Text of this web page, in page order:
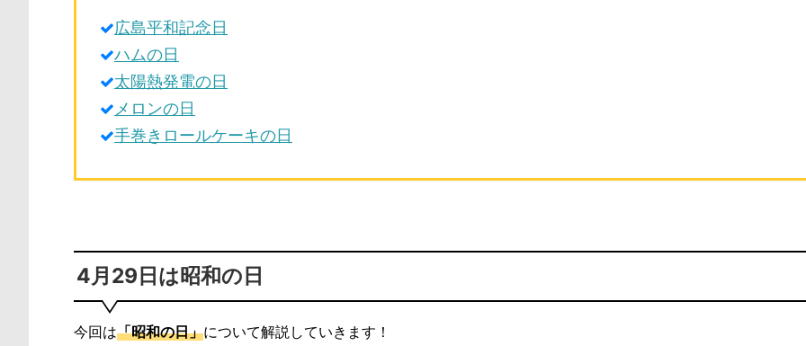
広島平和記念日
ハムの日
太陽熱発電の日
メロンの日
手巻きロールケーキの日
4月29日は昭和の日
今回は「昭和の日」について解説していきます！